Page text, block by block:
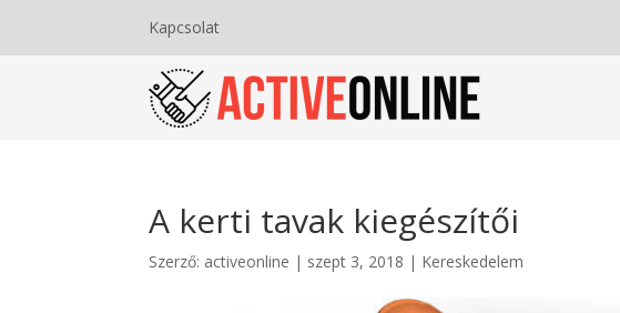
Kapcsolat
A kerti tavak kiegészítői
Szerző: activeonline | szept 3, 2018 | Kereskedelem